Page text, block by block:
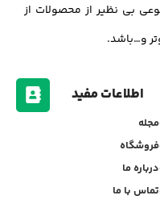
بی نظیر از محصولات از
و…باشد.
اطلاعات مفید
مجله
فروشگاه
درباره ما
تماس با ما